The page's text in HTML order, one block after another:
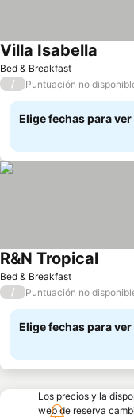
Bed & Breakfast
Villa Isabella
/ Puntuación no
Elige fechas para
Bed & Breakfast
R&N Tropical
/ Puntuación no
Elige fechas para
Los precios y la
web de reserva